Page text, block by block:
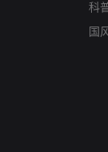
科
国风